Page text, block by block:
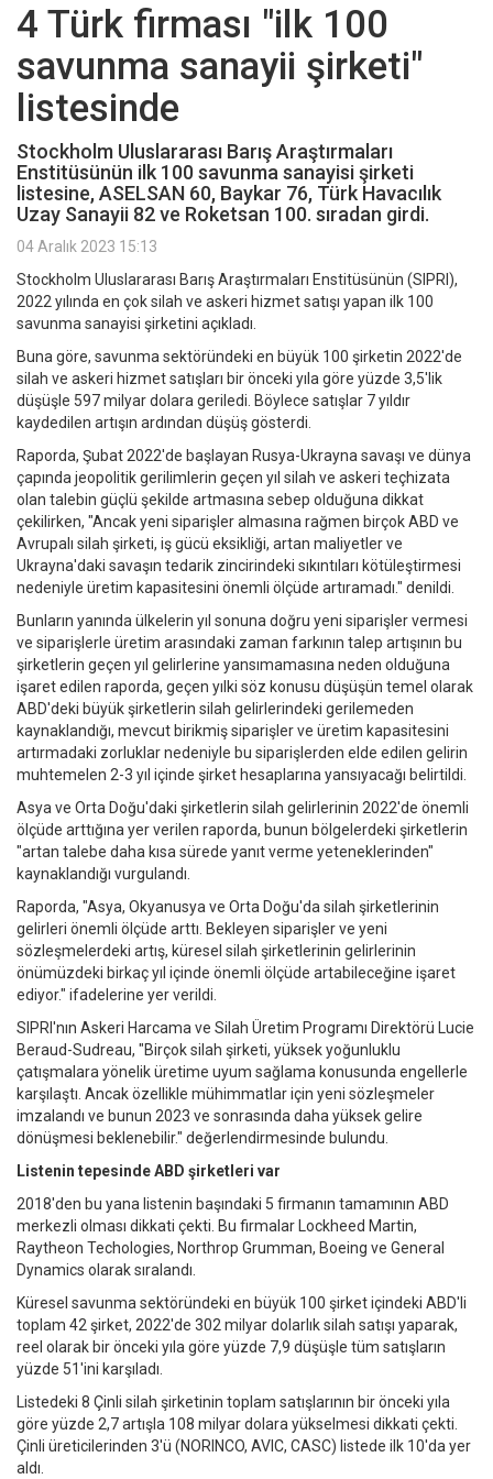
4 Türk firması "ilk 100
savunma sanayii şirketi"
listesinde
Stockholm Uluslararası Barış Araştırmaları
Enstitüsünün ilk 100 savunma sanayisi şirketi
listesine, ASELSAN 60, Baykar 76, Türk Havacılık
Uzay Sanayii 82 ve Roketsan 100. sıradan girdi.
04 Aralık 2023 15:13
Stockholm Uluslararası Barış Araştırmaları Enstitüsünün (SIPRI),
2022 yılında en çok silah ve askeri hizmet satışı yapan ilk 100
savunma sanayisi şirketini açıkladı.
Buna göre, savunma sektöründeki en büyük 100 şirketin 2022'de
silah ve askeri hizmet satışları bir önceki yıla göre yüzde 3,5'lik
düşüşle 597 milyar dolara geriledi. Böylece satışlar 7 yıldır
kaydedilen artışın ardından düşüş gösterdi.
Raporda, Şubat 2022'de başlayan Rusya-Ukrayna savaşı ve dünya
çapında jeopolitik gerilimlerin geçen yıl silah ve askeri teçhizata
olan talebin güçlü şekilde artmasına sebep olduğuna dikkat
çekilirken, "Ancak yeni siparişler almasına rağmen birçok ABD ve
Avrupalı silah şirketi, iş gücü eksikliği, artan maliyetler ve
Ukrayna'daki savaşın tedarik zincirindeki sıkıntıları kötüleştirmesi
nedeniyle üretim kapasitesini önemli ölçüde artıramadı." denildi.
Bunların yanında ülkelerin yıl sonuna doğru yeni siparişler vermesi
ve siparişlerle üretim arasındaki zaman farkının talep artışının bu
şirketlerin geçen yıl gelirlerine yansımamasına neden olduğuna
işaret edilen raporda, geçen yılki söz konusu düşüşün temel olarak
ABD'deki büyük şirketlerin silah gelirlerindeki gerilemeden
kaynaklandığı, mevcut birikmiş siparişler ve üretim kapasitesini
artırmadaki zorluklar nedeniyle bu siparişlerden elde edilen gelirin
muhtemelen 2-3 yıl içinde şirket hesaplarına yansıyacağı belirtildi.
Asya ve Orta Doğu'daki şirketlerin silah gelirlerinin 2022'de önemli
ölçüde arttığına yer verilen raporda, bunun bölgelerdeki şirketlerin
"artan talebe daha kısa sürede yanıt verme yeteneklerinden"
kaynaklandığı vurgulandı.
Raporda, "Asya, Okyanusya ve Orta Doğu'da silah şirketlerinin
gelirleri önemli ölçüde arttı. Bekleyen siparişler ve yeni
sözleşmelerdeki artış, küresel silah şirketlerinin gelirlerinin
önümüzdeki birkaç yıl içinde önemli ölçüde artabileceğine işaret
ediyor." ifadelerine yer verildi.
SIPRI'nın Askeri Harcama ve Silah Üretim Programı Direktörü Lucie
Beraud-Sudreau, "Birçok silah şirketi, yüksek yoğunluklu
çatışmalara yönelik üretime uyum sağlama konusunda engellerle
karşılaştı. Ancak özellikle mühimmatlar için yeni sözleşmeler
imzalandı ve bunun 2023 ve sonrasında daha yüksek gelire
dönüşmesi beklenebilir." değerlendirmesinde bulundu.
Listenin tepesinde ABD şirketleri var
2018'den bu yana listenin başındaki 5 firmanın tamamının ABD
merkezli olması dikkati çekti. Bu firmalar Lockheed Martin,
Raytheon Techologies, Northrop Grumman, Boeing ve General
Dynamics olarak sıralandı.
Küresel savunma sektöründeki en büyük 100 şirket içindeki ABD'li
toplam 42 şirket, 2022'de 302 milyar dolarlık silah satışı yaparak,
reel olarak bir önceki yıla göre yüzde 7,9 düşüşle tüm satışların
yüzde 51'ini karşıladı.
Listedeki 8 Çinli silah şirketinin toplam satışlarının bir önceki yıla
göre yüzde 2,7 artışla 108 milyar dolara yükselmesi dikkati çekti.
Çinli üreticilerinden 3'ü (NORINCO, AVIC, CASC) listede ilk 10'da yer
aldı.